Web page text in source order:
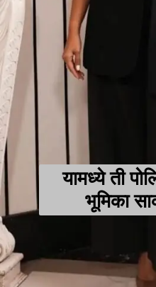
यामध्ये ती
भूमिका